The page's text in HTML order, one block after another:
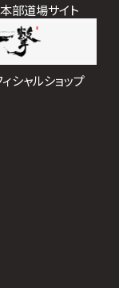
部道場サイト
シャルショップ